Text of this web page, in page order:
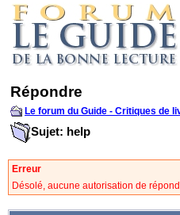
Répondre
Le forum du Guide - Critiques de
Sujet: help
Erreur
Désolé, aucune autorisation de